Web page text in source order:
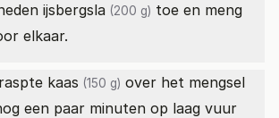
ijsbergsla (200 g) toe en meng
elkaar.
kaas (150 g) over het mengsel
een paar minuten op laag vuur